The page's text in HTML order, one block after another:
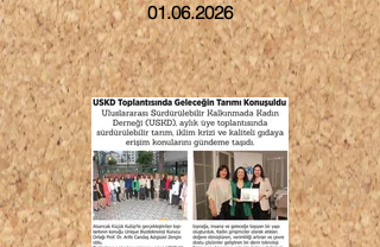
01.06.2026